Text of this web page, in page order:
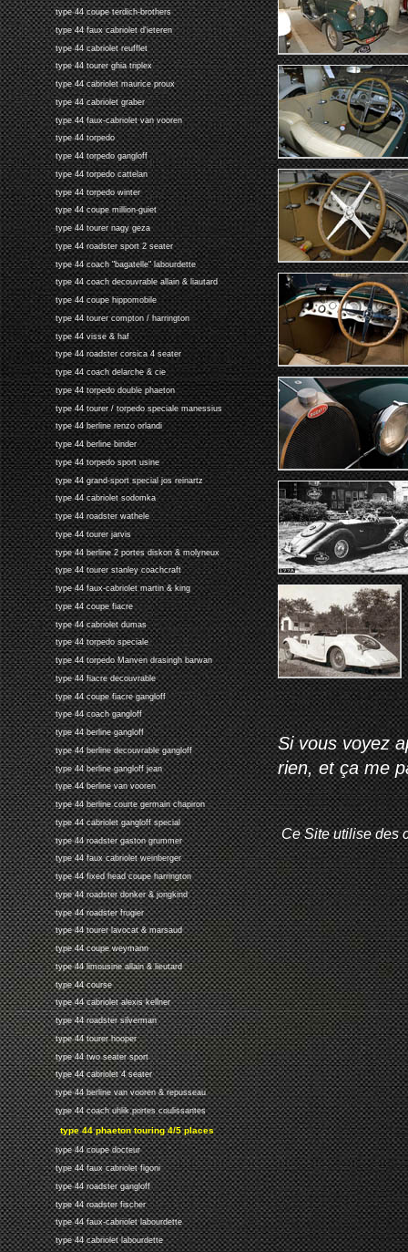
type 44 coupe terdich-brothers
type 44 faux cabriolet d'ieteren
type 44 cabriolet reufflet
type 44 tourer ghia triplex
type 44 cabriolet maurice proux
type 44 cabriolet graber
type 44 faux-cabriolet van vooren
type 44 torpedo
type 44 torpedo gangloff
type 44 torpedo cattelan
type 44 torpedo winter
type 44 coupe million-guiet
type 44 tourer nagy geza
type 44 roadster sport 2 seater
type 44 coach "bagatelle" labourdette
type 44 coach decouvrable allain & liautard
type 44 coupe hippomobile
type 44 tourer compton / harrington
type 44 visse & haf
type 44 roadster corsica 4 seater
type 44 coach delarche & cie
type 44 torpedo double phaeton
type 44 tourer / torpedo speciale manessius
type 44 berline renzo orlandi
type 44 berline binder
type 44 torpedo sport usine
type 44 grand-sport special jos reinartz
type 44 cabriolet sodomka
type 44 roadster wathele
type 44 tourer jarvis
type 44 berline 2 portes diskon & molyneux
type 44 tourer stanley coachcraft
type 44 faux-cabriolet martin & king
type 44 coupe fiacre
type 44 cabriolet dumas
type 44 torpedo speciale
type 44 torpedo Manven drasingh barwan
type 44 fiacre decouvrable
type 44 coupe fiacre gangloff
type 44 coach gangloff
type 44 berline gangloff
type 44 berline decouvrable gangloff
type 44 berline gangloff jean
type 44 berline van vooren
type 44 berline courte germain chapiron
type 44 cabriolet gangloff special
type 44 roadster gaston grummer
type 44 faux cabriolet weinberger
type 44 fixed head coupe harrington
type 44 roadster donker & jongkind
type 44 roadster frugier
type 44 tourer lavocat & marsaud
type 44 coupe weymann
type 44 limousine allain & lieutard
type 44 course
type 44 cabriolet alexis kellner
type 44 roadster silverman
type 44 tourer hooper
type 44 two seater sport
type 44 cabriolet 4 seater
type 44 berline van vooren & repusseau
type 44 coach uhlik portes coulissantes
type 44 phaeton touring 4/5 places
type 44 coupe docteur
type 44 faux cabriolet figoni
type 44 roadster gangloff
type 44 roadster fischer
type 44 faux-cabriolet labourdette
type 44 cabriolet labourdette
Si vous voyez
rien, et ça me
Ce Site utilise des